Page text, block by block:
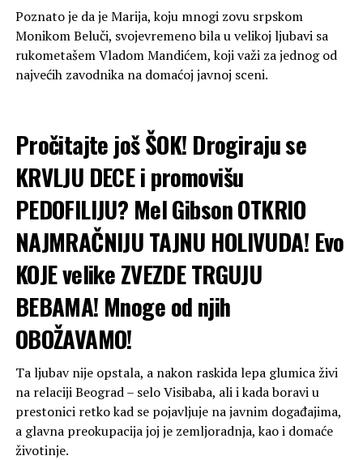
Poznato je da je Marija, koju mnogi zovu srpskom
Monikom Beluči, svojevremeno bila u velikoj ljubavi sa
rukometašem Vladom Mandićem, koji važi za jednog od
najvećih zavodnika na domaćoj javnoj sceni.
Pročitajte jošŠOK! Drogiraju se
KRVLJU DECE i promovišu
PEDOFILIJU? Mel Gibson OTKRIO
NAJMRAČNIJU TAJNU HOLIVUDA! Evo
KOJE velike ZVEZDE TRGUJU
BEBAMA! Mnoge od njih
OBOŽAVAMO!
Ta ljubav nije opstala, a nakon raskida lepa glumica živi
na relaciji Beograd – selo Visibaba, ali i kada boravi u
prestonici retko kad se pojavljuje na javnim događajima,
a glavna preokupacija joj je zemljoradnja, kao i domaće
životinje.